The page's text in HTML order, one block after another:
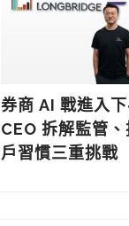
券商 AI 戰進入
CEO 拆解監管、
戶習慣三重挑戰